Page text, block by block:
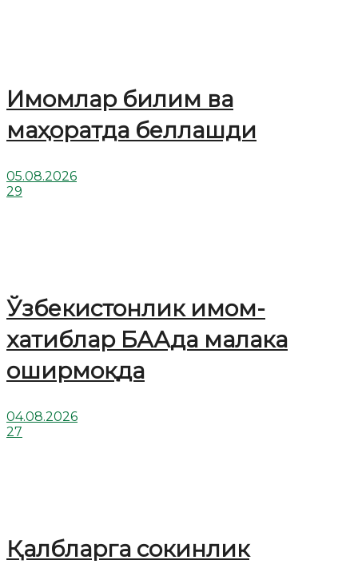
Имомлар билим ва
маҳоратда беллашди
05.08.2026
29
Ўзбекистонлик имом-
хатиблар БААда малака
оширмоқда
04.08.2026
27
Қалбларга сокинлик